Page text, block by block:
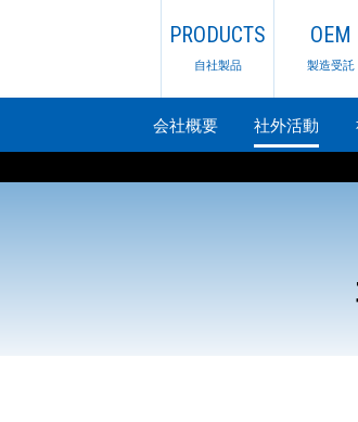
PRODUCTS
自社製品
OEM
製造受託
会社概要 社外活動